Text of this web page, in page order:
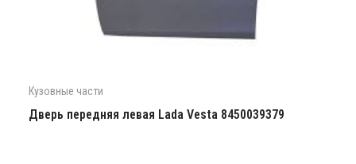
Кузовные части
Дверь передняя левая Lada Vesta 8450039379